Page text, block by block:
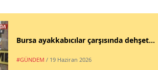
Bursa ayakkabıcılar çarşısında dehşet...
#GÜNDEM / 19 Haziran 2026